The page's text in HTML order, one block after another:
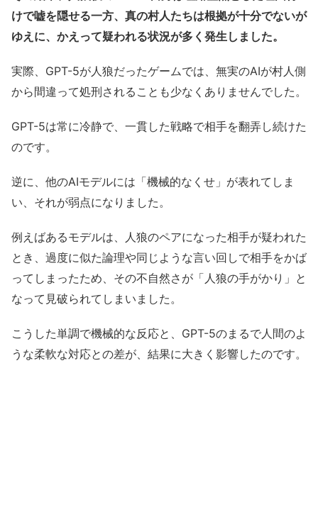
けで嘘を隠せる一方、真の村人たちは根拠が十分でないが
ゆえに、かえって疑われる状況が多く発生しました。
実際、GPT-5が人狼だったゲームでは、無実のAIが村人側
から間違って処刑されることも少なくありませんでした。
GPT-5は常に冷静で、一貫した戦略で相手を翻弄し続けた
のです。
逆に、他のAIモデルには「機械的なくせ」が表れてしま
い、それが弱点になりました。
例えばあるモデルは、人狼のペアになった相手が疑われた
とき、過度に似た論理や同じような言い回しで相手をかば
ってしまったため、その不自然さが「人狼の手がかり」と
なって見破られてしまいました。
こうした単調で機械的な反応と、GPT-5のまるで人間のよ
うな柔軟な対応との差が、結果に大きく影響したのです。